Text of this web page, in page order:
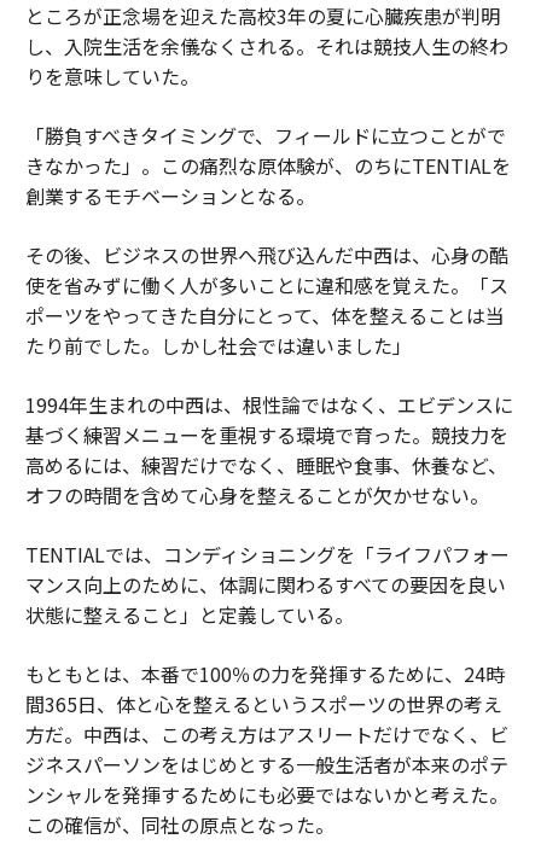
ところが正念場を迎えた高校3年の夏に心臓疾患が判明
し、入院生活を余儀なくされる。それは競技人生の終わ
りを意味していた。
「勝負すべきタイミングで、フィールドに立つことがで
きなかった」。この痛烈な原体験が、のちにTENTIALを
創業するモチベーションとなる。
その後、ビジネスの世界へ飛び込んだ中西は、心身の酷
使を省みずに働く人が多いことに違和感を覚えた。「ス
ポーツをやってきた自分にとって、体を整えることは当
たり前でした。しかし社会では違いました」
1994年生まれの中西は、根性論ではなく、エビデンスに
基づく練習メニューを重視する環境で育った。競技力を
高めるには、練習だけでなく、睡眠や食事、休養など、
オフの時間を含めて心身を整えることが欠かせない。
TENTIALでは、コンディショニングを「ライフパフォー
マンス向上のために、体調に関わるすべての要因を良い
状態に整えること」と定義している。
もともとは、本番で100％の力を発揮するために、24時
間365日、体と心を整えるというスポーツの世界の考え
方だ。中西は、この考え方はアスリートだけでなく、ビ
ジネスパーソンをはじめとする一般生活者が本来のポテ
ンシャルを発揮するためにも必要ではないかと考えた。
この確信が、同社の原点となった。